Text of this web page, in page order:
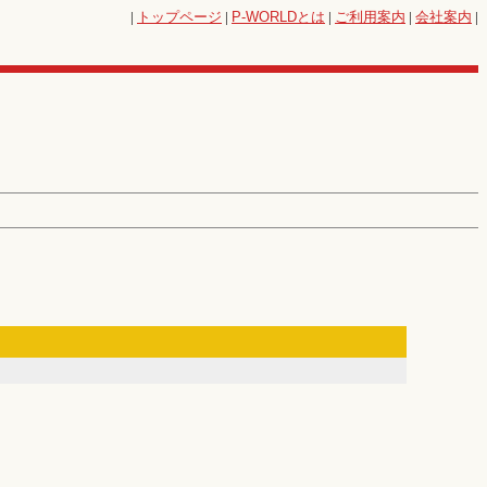
| トップページ | P-WORLDとは | ご利用案内 | 会社案内 |